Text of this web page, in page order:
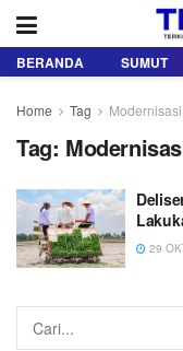
BERANDA SUMUT
Home Tag
Tag:
29